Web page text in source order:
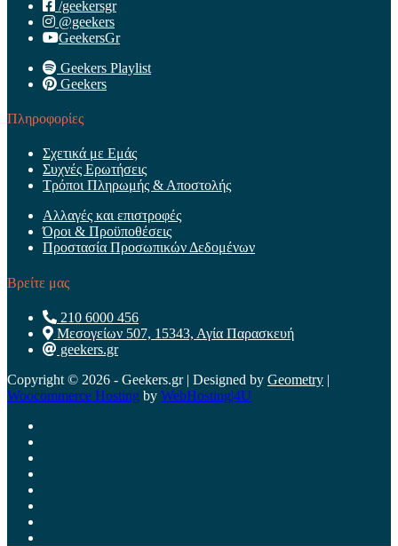
/geekersgr
@geekers
GeekersGr
Geekers Playlist
Geekers
Πληροφορίες
Σχετικά με Εμάς
Συχνές Ερωτήσεις
Τρόποι Πληρωμής & Αποστολής
Αλλαγές και επιστροφές
Όροι & Προϋποθέσεις
Προστασία Προσωπικών Δεδομένων
Βρείτε μας
210 6000 456
Μεσογείων 507, 15343, Αγία Παρασκευή
geekers.gr
Copyright © 2026 - Geekers.gr | Designed by Geometry |
Woocommerce Hosting by WebHosting|4U